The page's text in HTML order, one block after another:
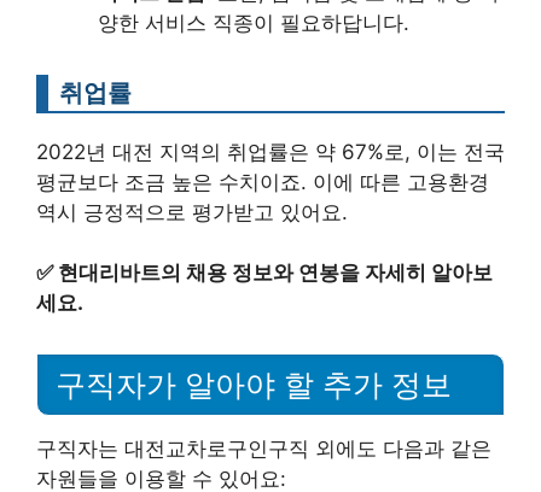
양한 서비스 직종이 필요하답니다.
취업률
2022년 대전 지역의 취업률은 약 67%로, 이는 전국
평균보다 조금 높은 수치이죠. 이에 따른 고용환경
역시 긍정적으로 평가받고 있어요.
✅ 현대리바트의 채용 정보와 연봉을 자세히 알아보
세요.
구직자가 알아야 할 추가 정보
구직자는 대전교차로구인구직 외에도 다음과 같은
자원들을 이용할 수 있어요: